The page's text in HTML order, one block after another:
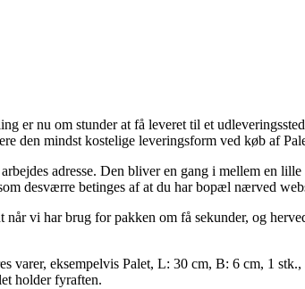
er nu om stunder at få leveret til et
den mindst kostelige leveringsform ved køb af
adresse. Den bliver en gang i mellem en
desværre betinges af at du har bopæl nærved
vi har brug for pakken om få sekunder, og
varer, eksempelvis Palet, L: 30 cm, B: 6 cm, 1
holder fyraften.